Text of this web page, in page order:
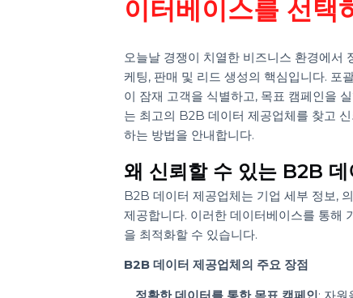
Business Data Solutions
최고의 B2B 데
이터베이스를 선
오늘날 경쟁이 치열한 비즈니스 환경
케팅, 판매 및 리드 생성의 핵심입니
이 잠재 고객을 식별하고, 목표 캠페
는 최고의 B2B 데이터 제공업체를
하는 방법을 안내합니다.
왜 신뢰할 수 있는 B2B
B2B 데이터 제공업체는 기업 세부 정
제공합니다. 이러한 데이터베이스를